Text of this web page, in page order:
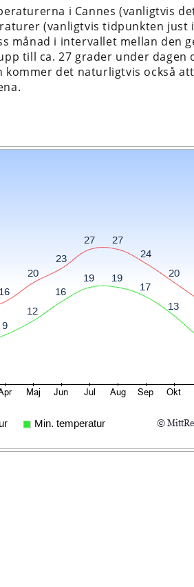
i Cannes (vanligtvis
(vanligtvis tidpunkten just
månad i intervallet mellan den
till ca. 27 grader under dagen
det naturligtvis också